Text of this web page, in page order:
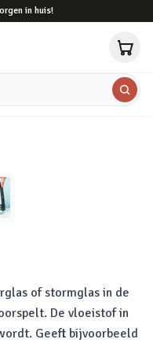
in huis!
of stormglas in de
De vloeistof in
Geeft bijvoorbeeld